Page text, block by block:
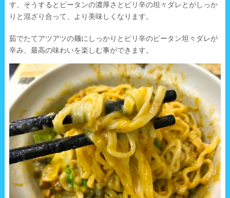
す。そうするとピータンの濃厚さとピリ辛の坦々ダレとがしっか
りと混ざり合って、より美味しくなります。
茹でたてアツアツの麺にしっかりとピリ辛のピータン坦々ダレが
辛み、最高の味わいを楽しむ事ができます。